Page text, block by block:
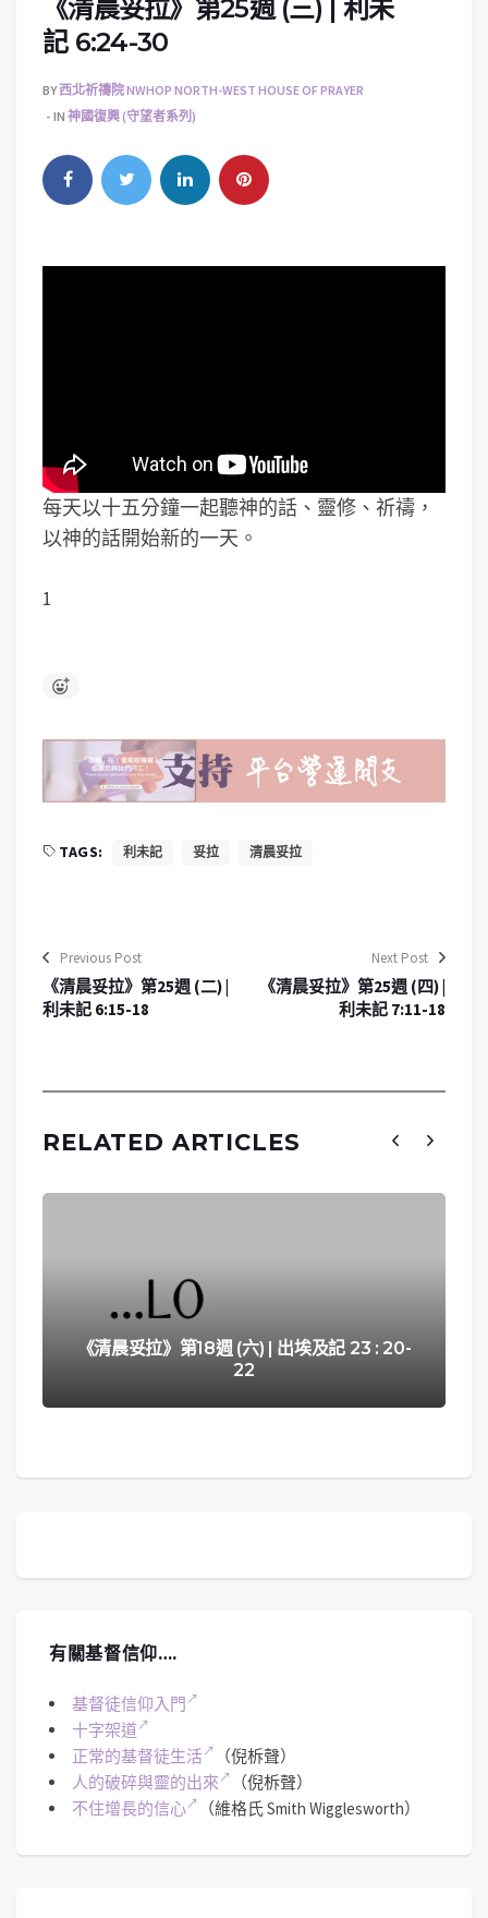
《清晨妥拉》第25週 (三) | 利未
記 6:24-30
BY西北祈禱院 NWHOP NORTH-WEST HOUSE OF PRAYER
IN 神國復興 (守望者系列)
每天以十五分鐘一起聽神的話、靈修、祈禱，
以神的話開始新的一天。
1
TAGS: 利未記 妥拉 清晨妥拉
Previous Post
《清晨妥拉》第25週 (二) |
利未記 6:15-18
Next Post
《清晨妥拉》第25週 (四) |
利未記 7:11-18
RELATED ARTICLES
《清晨妥拉》第18週 (六) | 出埃及記 23 : 20-
22
有關基督信仰….
基督徒信仰入門
十字架道
正常的基督徒生活
（倪柝聲）
人的破碎與靈的出來
（倪柝聲）
不住增長的信心
（維格氏 Smith Wigglesworth）